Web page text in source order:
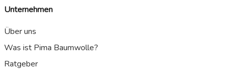
Unternehmen
Über uns
Was ist Pima Baumwolle?
Ratgeber